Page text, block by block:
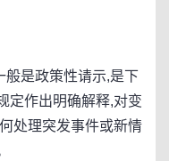
是政策性请示,是下
定作出明确解释,对变
处理突发事件或新情